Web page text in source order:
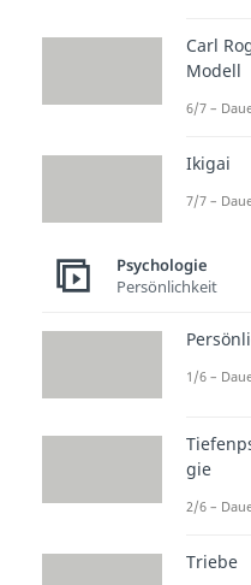
Reziprozi
tät
Carl
Modell
6/7 –
Ikigai
7/7 –
Psychologie
Persönlichkeit
1/6 –
gie
2/6 –
Triebe